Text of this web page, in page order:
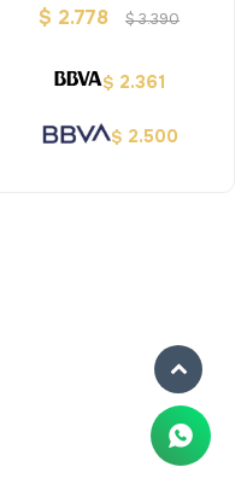
Bloques De Madera
$ 2.778 $3.390
$ 2.361
$ 2.500